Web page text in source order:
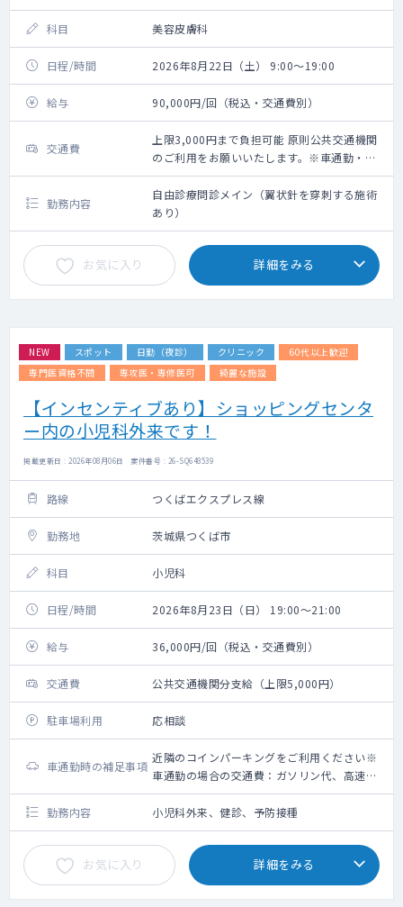
科目 美容皮膚科
日程/時間 2026年8月22日（土） 9:00～19:00
給与 90,000円/回（税込・交通費別）
交通費
上限3,000円まで負担可能 原則公共交通機関
のご利用をお願いいたします。※車通勤・タ
クシー利用要相談
勤務内容
自由診療問診メイン（翼状針を穿刺する施術
あり）
お気に入り 詳細をみる
NEW スポット 日勤（夜診） クリニック
60代以上歓迎
専門医資格不問
専攻医・専修医可 綺麗な施設
【インセンティブあり】ショッピングセンタ
ー内の小児科外来です！
掲載更新日 : 2026年08月06日 案件番号 : 26-SQ648539
路線 つくばエクスプレス線
勤務地 茨城県つくば市
科目 小児科
日程/時間 2026年8月23日（日） 19:00～21:00
給与 36,000円/回（税込・交通費別）
交通費 公共交通機関分支給（上限5,000円）
駐車場利用 応相談
車通勤時の補足事項
近隣のコインパーキングをご利用ください※
車通勤の場合の交通費：ガソリン代、高速道
路利用料金（上限5,000円）＋駐車場代（上
限2,000円）
勤務内容 小児科外来、健診、予防接種
お気に入り 詳細をみる